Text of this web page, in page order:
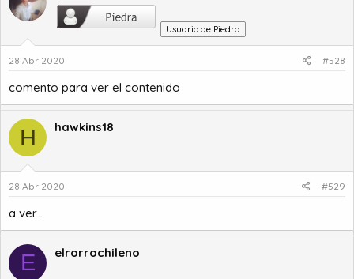
Usuario de Piedra
28 Abr 2020 #528
comento para ver el contenido
H hawkins18
28 Abr 2020 #529
a ver...
E elrorrochileno